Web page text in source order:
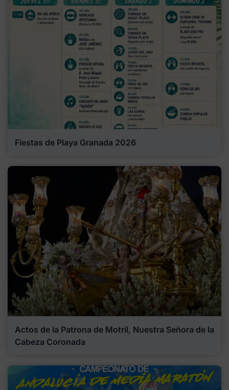
Fiestas de Playa Granada 2026
Actos de la Patrona de Motril, Nuestra Señora de la
Cabeza Coronada